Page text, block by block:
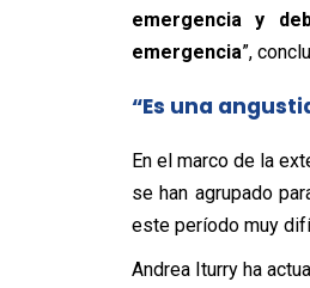
emergencia y
emergencia”,
“Es una
En el marco de la
se han agrupado
este período muy
Andrea Iturry ha